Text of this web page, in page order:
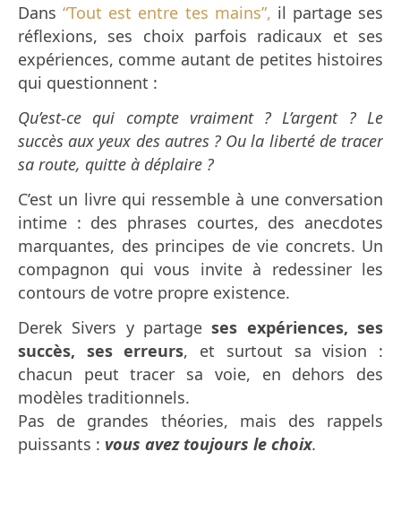
Dans“Tout est entre tes mains”, il partage ses
réflexions, ses choix parfois radicaux et ses
expériences, comme autant de petites histoires
qui questionnent :
Qu’est-ce qui compte vraiment ? L’argent ? Le
succès aux yeux des autres ? Ou la liberté de tracer
sa route, quitte à déplaire ?
C’est un livre qui ressemble à une conversation
intime : des phrases courtes, des anecdotes
marquantes, des principes de vie concrets. Un
compagnon qui vous invite à redessiner les
contours de votre propre existence.
Derek Sivers y partageses expériences, ses
succès, ses erreurs, et surtout sa vision :
chacun peut tracer sa voie, en dehors des
modèles traditionnels.
Pas de grandes théories, mais des rappels
puissants : vous avez toujours le choix.